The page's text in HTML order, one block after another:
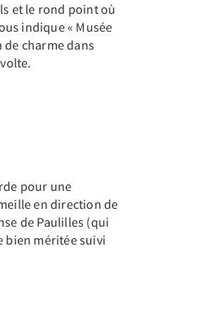
et le rond point où
indique « Musée
de charme dans
pour une
en direction de
de Paulilles (qui
bien méritée suivi